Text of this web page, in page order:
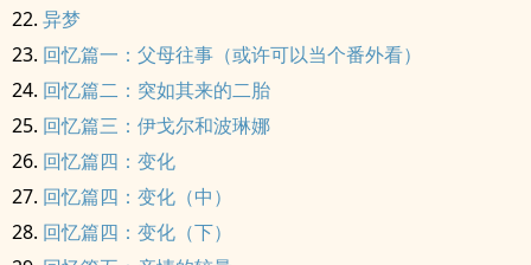
异梦
回忆篇一：父母往事（或许可以当个番外看）
回忆篇二：突如其来的二胎
回忆篇三：伊戈尔和波琳娜
回忆篇四：变化
回忆篇四：变化（中）
回忆篇四：变化（下）